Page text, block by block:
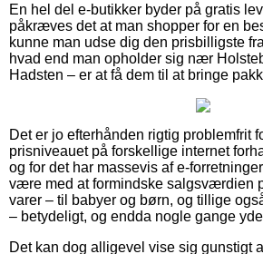
En hel del e-butikker byder på gratis
påkræves det at man shopper for en
kunne man udse dig den prisbilligste
hvad end man opholder sig nær
Hadsten – er at få dem til at bringe
Det er jo efterhånden rigtig problemfrit
prisniveauet på forskellige internet
og for det har massevis af e-
være med at formindske salgsværdien
varer – til babyer og børn, og tillige
– betydeligt, og endda nogle gange
Det kan dog alligevel vise sig gunstigt